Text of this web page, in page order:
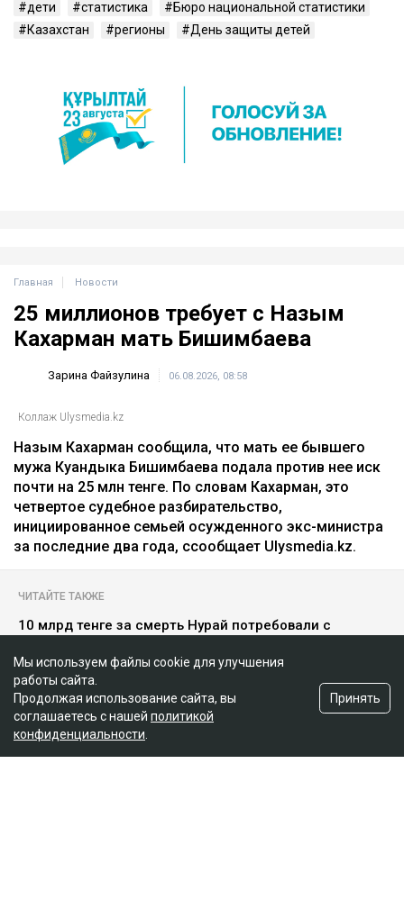
дети статистика
Бюро национальной статистики
Казахстан
регионы День защиты детей
Главная Новости
25 миллионов требует с Назым
Кахарман мать Бишимбаева
Зарина Файзулина 06.08.2026, 08:58
Коллаж Ulysmedia.kz
Назым Кахарман сообщила, что мать ее бывшего
мужа Куандыка Бишимбаева подала против нее иск
почти на 25 млн тенге. По словам Кахарман, это
четвертое судебное разбирательство,
инициированное семьей осужденного экс-министра
за последние два года, ссообщает Ulysmedia.kz.
ЧИТАЙТЕ ТАКЖЕ
10 млрд тенге за смерть Нурай потребовали с
«Пивной король» Тохтар Тулешов пытается сократить
свой 21-летний срок
Meta заплатит $567 млн за негативное влияние
Instagram на детей и молодежь
Мы используем файлы cookie для улучшения
работы сайта.
Продолжая использование сайта, вы
соглашаетесь с нашей политикой
конфиденциальности
Принять